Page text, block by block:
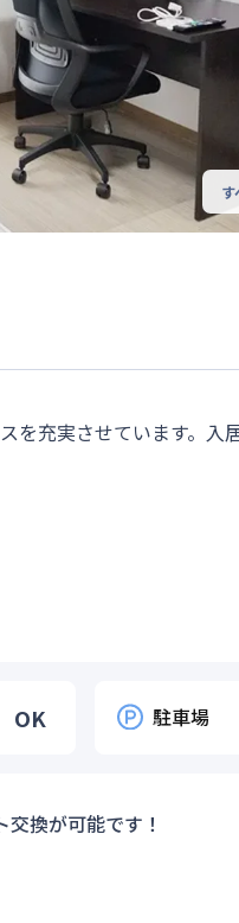
を充実させています。入
OK 駐車場
換が可能です！